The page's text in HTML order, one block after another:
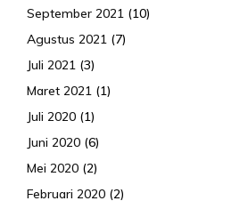
September 2021 (10)
Agustus 2021 (7)
Juli 2021 (3)
Maret 2021 (1)
Juli 2020 (1)
Juni 2020 (6)
Mei 2020 (2)
Februari 2020 (2)